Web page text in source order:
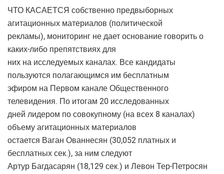
ЧТО КАСАЕТСЯ собственно предвыборных
агитационных материалов (политической
рекламы), мониторинг не дает основание говорить о
каких-либо препятствиях для
них на исследуемых каналах. Все кандидаты
пользуются полагающимся им бесплатным
эфиром на Первом канале Общественного
телевидения. По итогам 20 исследованных
дней лидером по совокупному (на всех 8 каналах)
объему агитационных материалов
остается Ваган Ованнесян (30,052 платных и
бесплатных сек.), за ним следуют
Артур Багдасарян (18,129 сек.) и Левон Тер-Петросян